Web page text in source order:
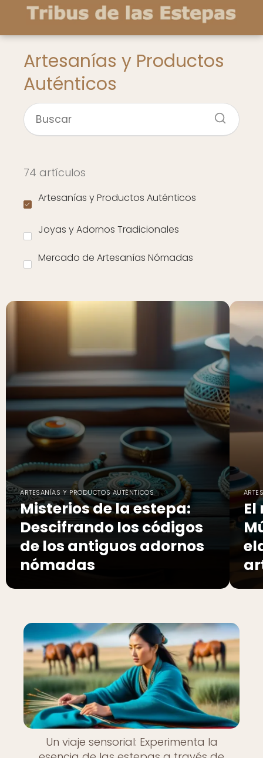
Artesanías y Productos
Auténticos
74 artículos
Artesanías y Productos Auténticos
Joyas y Adornos Tradicionales
Mercado de Artesanías Nómadas
ARTESANÍAS Y PRODUCTOS AUTÉNTICOS
Misterios de la estepa:
Descifrando los códigos
de los antiguos adornos
nómadas
Un viaje sensorial: Experimenta la